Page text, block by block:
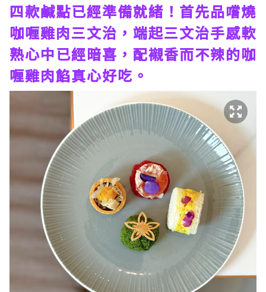
四款鹹點已經準備就緒！首先品嚐燒
咖喱雞肉三文治，端起三文治手感軟
熟心中已經暗喜，配襯香而不辣的咖
喱雞肉餡真心好吃。